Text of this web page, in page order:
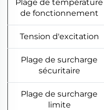
Plage de température
de fonctionnement
Tension d'excitation
Plage de surcharge
sécuritaire
Plage de surcharge
limite